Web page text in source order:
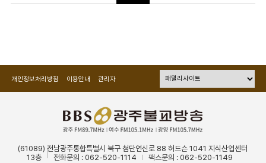
개인정보처리방침 이용안내 관리자
(61089) 전남광주통합특별시 북구 첨단연신로 88 허드슨 1041 지식산업센터
13층
전화문의 : 062-520-1114 팩스문의 : 062-520-1149